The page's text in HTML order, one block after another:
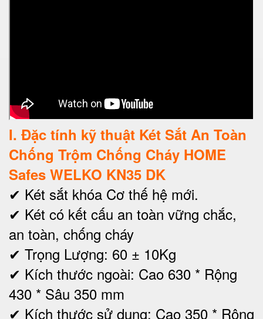
I. Đặc tính kỹ thuật Két Sắt An Toàn
Chống Trộm Chống Cháy HOME
Safes WELKO KN35 DK
✔ Két sắt khóa Cơ thế hệ mới.
✔ Két có kết cấu an toàn vững chắc,
an toàn, chống cháy
✔ Trọng Lượng: 60 ± 10Kg
✔ Kích thước ngoài: Cao 630 * Rộng
430 * Sâu 350 mm
✔ Kích thước sử dụng: Cao 350 * Rộng